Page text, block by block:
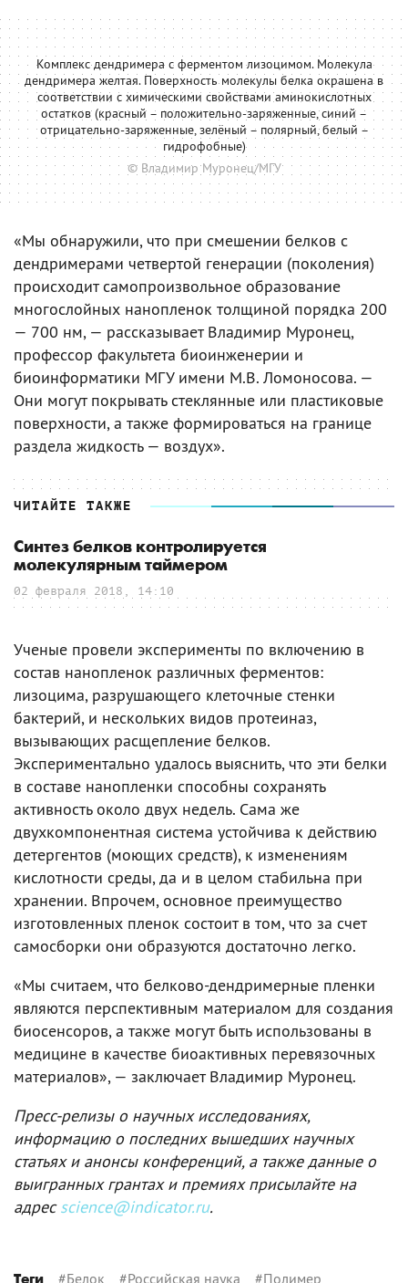
Комплекс дендримера с ферментом лизоцимом. Молекула
дендримера желтая. Поверхность молекулы белка окрашена в
соответствии с химическими свойствами аминокислотных
остатков (красный – положительно-заряженные, синий –
отрицательно-заряженные, зелёный – полярный, белый –
гидрофобные)
© Владимир Муронец/МГУ
«Мы обнаружили, что при смешении белков с
дендримерами четвертой генерации (поколения)
происходит самопроизвольное образование
многослойных нанопленок толщиной порядка 200
— 700 нм, — рассказывает Владимир Муронец,
профессор факультета биоинженерии и
биоинформатики МГУ имени М.В. Ломоносова. —
Они могут покрывать стеклянные или пластиковые
поверхности, а также формироваться на границе
раздела жидкость — воздух».
ЧИТАЙТЕ ТАКЖЕ
Синтез белков контролируется
молекулярным таймером
02 февраля 2018, 14:10
Ученые провели эксперименты по включению в
состав нанопленок различных ферментов:
лизоцима, разрушающего клеточные стенки
бактерий, и нескольких видов протеиназ,
вызывающих расщепление белков.
Экспериментально удалось выяснить, что эти белки
в составе нанопленки способны сохранять
активность около двух недель. Сама же
двухкомпонентная система устойчива к действию
детергентов (моющих средств), к изменениям
кислотности среды, да и в целом стабильна при
хранении. Впрочем, основное преимущество
изготовленных пленок состоит в том, что за счет
самосборки они образуются достаточно легко.
«Мы считаем, что белково-дендримерные пленки
являются перспективным материалом для создания
биосенсоров, а также могут быть использованы в
медицине в качестве биоактивных перевязочных
материалов», — заключает Владимир Муронец.
Пресс-релизы о научных исследованиях,
информацию о последних вышедших научных
статьях и анонсы конференций, а также данные о
выигранных грантах и премиях присылайте на
адресscience@indicator.ru.
#Белок #Российская наука #Полимер